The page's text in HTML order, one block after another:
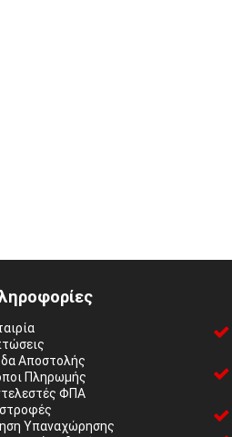
Αποστολής
Πληρωμής
ΦΠΑ
Υπαναχώρησης